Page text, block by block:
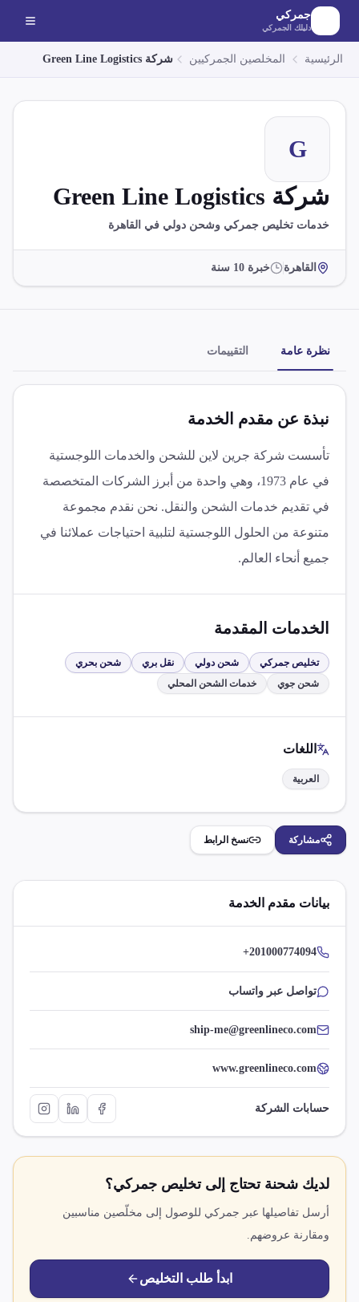
الانتقال إلى المحتوى الرئيسي
جمركي
دليلك الجمركي
الرئيسية المخلصين الجمركيين شركة Green Line Logistics
G
شركة Green Line Logistics
خدمات تخليص جمركي وشحن دولي في القاهرة
القاهرة خبرة 10 سنة
نظرة عامة التقييمات
نبذة عن مقدم الخدمة
تأسست شركة جرين لاين للشحن والخدمات اللوجستية
في عام 1973، وهي واحدة من أبرز الشركات المتخصصة
في تقديم خدمات الشحن والنقل. نحن نقدم مجموعة
متنوعة من الحلول اللوجستية لتلبية احتياجات عملائنا في
جميع أنحاء العالم.
الخدمات المقدمة
تخليص جمركي شحن دولي نقل بري
شحن بحري
شحن جوي
خدمات الشحن المحلي
اللغات
العربية
مشاركة نسخ الرابط
بيانات مقدم الخدمة
+201000774094
تواصل عبر واتساب
ship-me@greenlineco.com
www.greenlineco.com
حسابات الشركة
لديك شحنة تحتاج إلى تخليص جمركي؟
أرسل تفاصيلها عبر جمركي للوصول إلى مخلّصين مناسبين
ومقارنة عروضهم.
ابدأ طلب التخليص